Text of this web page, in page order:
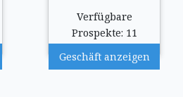
Verfügbare
Prospekte: 11
Geschäft anzeigen